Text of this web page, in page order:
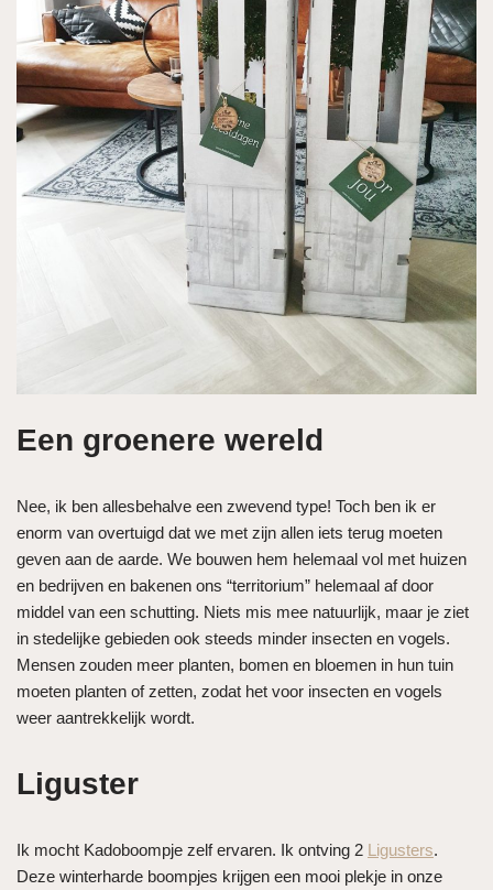
Een groenere wereld
Nee, ik ben allesbehalve een zwevend type! Toch ben ik er
enorm van overtuigd dat we met zijn allen iets terug moeten
geven aan de aarde. We bouwen hem helemaal vol met huizen
en bedrijven en bakenen ons “territorium” helemaal af door
middel van een schutting. Niets mis mee natuurlijk, maar je ziet
in stedelijke gebieden ook steeds minder insecten en vogels.
Mensen zouden meer planten, bomen en bloemen in hun tuin
moeten planten of zetten, zodat het voor insecten en vogels
weer aantrekkelijk wordt.
Liguster
Ik mocht Kadoboompje zelf ervaren. Ik ontving 2 Ligusters.
Deze winterharde boompjes krijgen een mooi plekje in onze